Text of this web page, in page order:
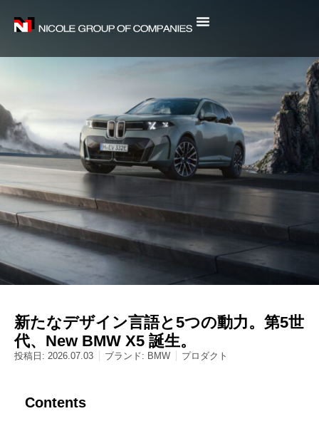
ッ
プ
新たなデザイン言語と5つの動力。第5世
代、New BMW X5 誕生。
投稿日: 2026.07.03 ブランド: BMW プロダクト
Contents